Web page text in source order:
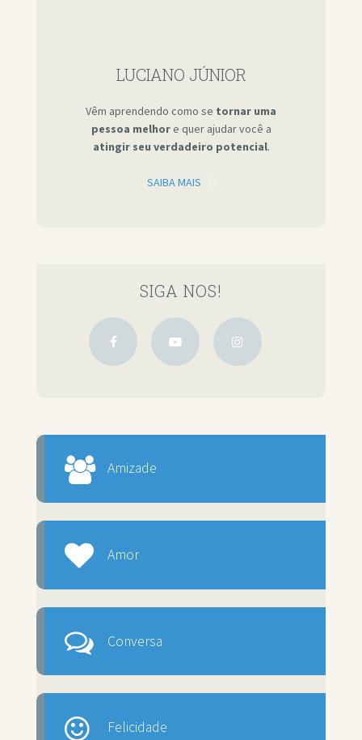
LUCIANO JÚNIOR
Vêm aprendendo como se tornar uma
pessoa melhore quer ajudar você a
atingir seu verdadeiro potencial.
SAIBA MAIS
SIGA NOS!
Amizade
Amor
Conversa
Felicidade